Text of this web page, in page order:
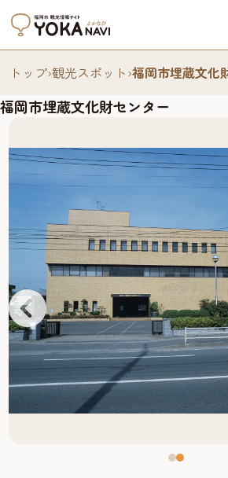
トップ›観光スポット›福岡市埋蔵文化
福岡市埋蔵文化財センター